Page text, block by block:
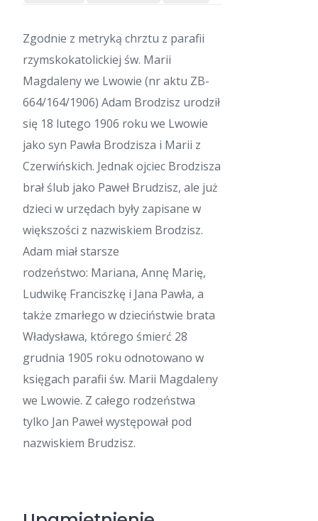
Zgodnie z metryką chrztu z parafii
rzymskokatolickiej św. Marii
Magdaleny we Lwowie (nr aktu ZB-
664/164/1906) Adam Brodzisz urodził
się 18 lutego 1906 roku we Lwowie
jako syn Pawła Brodzisza i Marii z
Czerwińskich. Jednak ojciec Brodzisza
brał ślub jako Paweł Brudzisz, ale już
dzieci w urzędach były zapisane w
większości z nazwiskiem Brodzisz.
Adam miał starsze
rodzeństwo: Mariana, Annę Marię,
Ludwikę Franciszkę i Jana Pawła, a
także zmarłego w dzieciństwie brata
Władysława, którego śmierć 28
grudnia 1905 roku odnotowano w
księgach parafii św. Marii Magdaleny
we Lwowie. Z całego rodzeństwa
tylko Jan Paweł występował pod
nazwiskiem Brudzisz.